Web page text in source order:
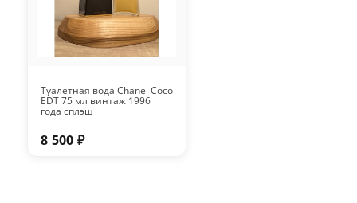
Туалетная вода Chanel Coco
EDT 75 мл винтаж 1996
года сплэш
8 500 ₽